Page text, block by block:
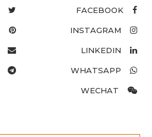
FACEBOOK
INSTAGRAM
LINKEDIN
WHATSAPP
WECHAT